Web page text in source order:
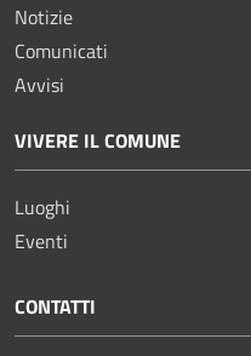
Notizie
Comunicati
Avvisi
VIVERE IL COMUNE
Luoghi
Eventi
CONTATTI